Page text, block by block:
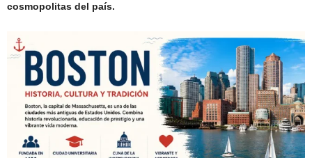
cosmopolitas del país.